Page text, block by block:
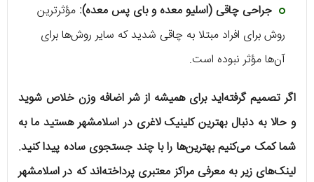
جراحی چاقی (اسلیو معده و بای پس معده): مؤثرترین
روش برای افراد مبتلا به چاقی شدید که سایر روش‌ها برای
آن‌ها مؤثر نبوده است.
اگر تصمیم گرفته‌اید برای همیشه از شر اضافه وزن خلاص شوید
و حالا به دنبال بهترین کلینیک لاغری در اسلامشهر هستید ما به
شما کمک می‌کنیم بهترین‌ها را با چند جستجوی ساده پیدا کنید.
لینک‌های زیر به معرفی مراکز معتبری پرداخته‌اند که در اسلامشهر